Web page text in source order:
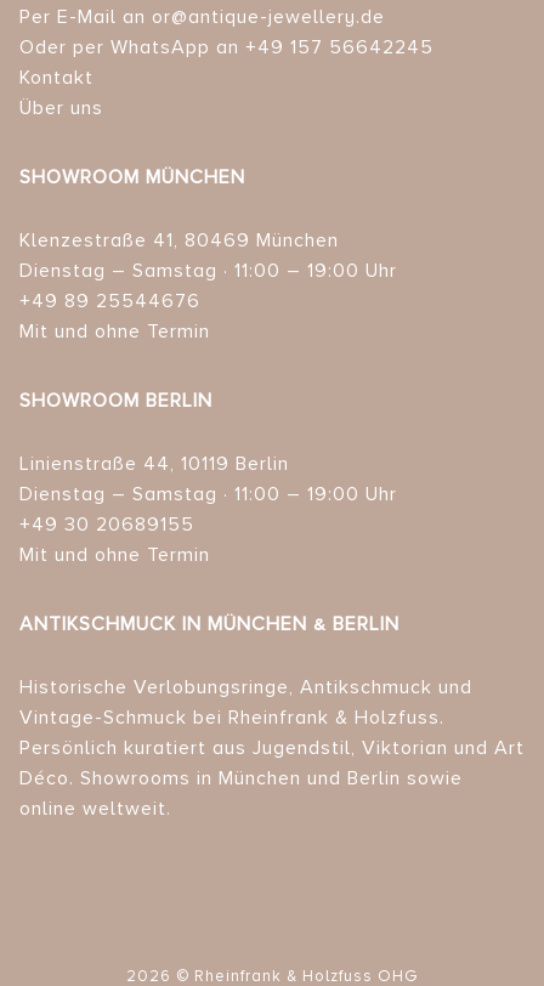
Per E-Mail an or@antique-jewellery.de
Oder per WhatsApp an +49 157 56642245
Kontakt
Über uns
SHOWROOM MÜNCHEN
Klenzestraße 41, 80469 München
Dienstag – Samstag · 11:00 – 19:00 Uhr
+49 89 25544676
Mit und ohne Termin
SHOWROOM BERLIN
Linienstraße 44, 10119 Berlin
Dienstag – Samstag · 11:00 – 19:00 Uhr
+49 30 20689155
Mit und ohne Termin
ANTIKSCHMUCK IN MÜNCHEN & BERLIN
Historische Verlobungsringe, Antikschmuck und
Vintage-Schmuck bei Rheinfrank & Holzfuss.
Persönlich kuratiert aus Jugendstil, Viktorian und Art
Déco. Showrooms in München und Berlin sowie
online weltweit.
2026 © Rheinfrank & Holzfuss OHG